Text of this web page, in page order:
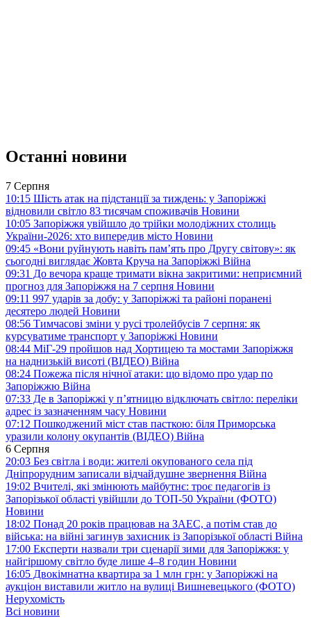
Останні новини
7 Серпня
10:15 Шість атак на підстанції за тиждень: у Запоріжжі
відновили світло 83 тисячам споживачів Новини
10:05 Запоріжжя увійшло до трійки молодіжних столиць
України-2026: хто випередив місто Новини
09:45 «Вони руйнують навіть пам’ять про Другу світову»: як
сьогодні виглядає Жовта Круча на Запоріжжі Війна
09:31 До вечора краще тримати вікна закритими: неприємний
прогноз для Запоріжжя на 7 серпня Новини
09:11 997 ударів за добу: у Запоріжжі та районі поранені
десятеро людей Новини
08:56 Тимчасові зміни у русі тролейбусів 7 серпня: як
курсуватиме транспорт у Запоріжжі Новини
08:44 МіГ-29 пройшов над Хортицею та мостами Запоріжжя
на наднизькій висоті (ВІДЕО) Війна
08:24 Пожежа після нічної атаки: що відомо про удар по
Запоріжжю Війна
07:33 Де в Запоріжжі у п’ятницю відключать світло: переліки
адрес із зазначенням часу Новини
07:12 Пошкоджений міст став пасткою: біля Приморська
уразили колону окупантів (ВІДЕО) Війна
6 Серпня
20:03 Без світла і води: жителі окупованого села під
Дніпрорудним записали відчайдушне звернення Війна
19:02 Вчителі, які змінюють майбутнє: троє педагогів із
Запорізької області увійшли до ТОП-50 України (ФОТО)
Новини
18:02 Понад 20 років працював на ЗАЕС, а потім став до
війська: на війні загинув захисник із Запорізької області Війна
17:00 Експерти назвали три сценарії зими для Запоріжжя: у
найгіршому світло буде лише 4–8 годин Новини
16:05 Двокімнатна квартира за 1 млн грн: у Запоріжжі на
аукціон виставили житло на вулиці Вишневецького (ФОТО)
Нерухомість
Всі новини